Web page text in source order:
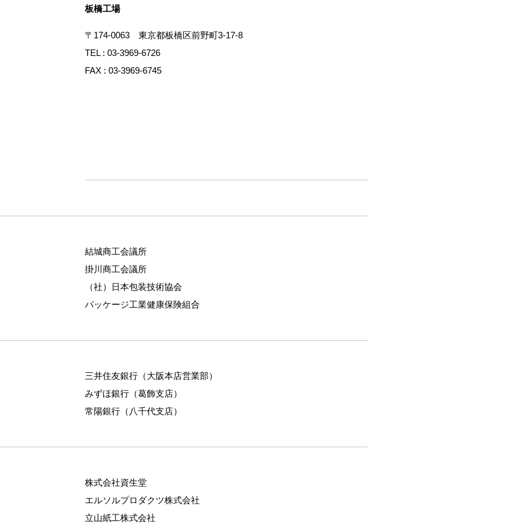
板橋工場
〒174-0063 東京都板橋区前野町3-17-8
TEL : 03-3969-6726
FAX : 03-3969-6745
結城商工会議所
掛川商工会議所
（社）日本包装技術協会
パッケージ工業健康保険組合
三井住友銀行（大阪本店営業部）
みずほ銀行（葛飾支店）
常陽銀行（八千代支店）
株式会社資生堂
エルソルプロダクツ株式会社
立山紙工株式会社